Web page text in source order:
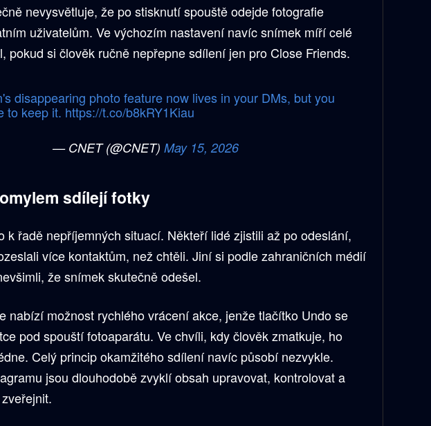
nevysvětluje, že po stisknutí spouště odejde fotografie
uživatelům. Ve výchozím nastavení navíc snímek míří celé
pokud si člověk ručně nepřepne sdílení jen pro Close Friends.
disappearing photo feature now lives in your DMs, but you
to keep it. https://t.co/b8kRY1Kiau
— CNET (@CNET)May 15, 2026
sdílejí fotky
k řadě nepříjemných situací. Někteří lidé zjistili až po odeslání,
více kontaktům, než chtěli. Jiní si podle zahraničních médií
že snímek skutečně odešel.
nabízí možnost rychlého vrácení akce, jenže tlačítko Undo se
pod spouští fotoaparátu. Ve chvíli, kdy člověk zmatkuje, ho
Celý princip okamžitého sdílení navíc působí nezvykle.
jsou dlouhodobě zvyklí obsah upravovat, kontrolovat a